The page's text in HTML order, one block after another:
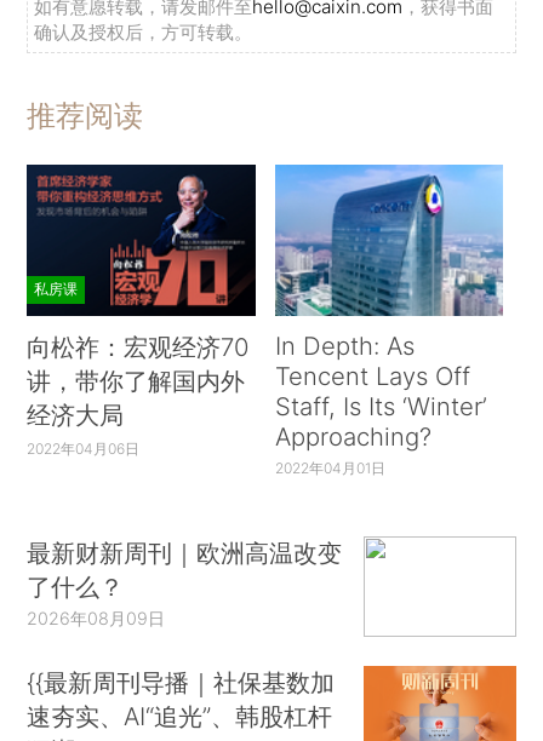
如有意愿转载，请发邮件至hello@caixin.com ，获得书面
确认及授权后，方可转载。
推荐阅读
私房课
向松祚：宏观经济70
讲，带你了解国内外
经济大局
2022年04月06日
In Depth: As
Tencent Lays Off
Staff, Is Its ‘Winter’
Approaching?
2022年04月01日
最新财新周刊｜欧洲高温改变
了什么？
2026年08月09日
{{最新周刊导播｜社保基数加
速夯实、AI“追光”、韩股杠杆